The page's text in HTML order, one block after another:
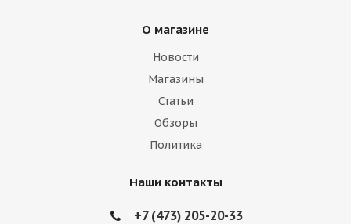
О магазине
Новости
Магазины
Статьи
Обзоры
Политика
Наши контакты
+7 (473) 205-20-33